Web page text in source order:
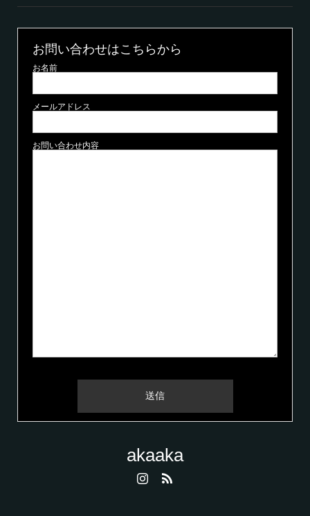
お問い合わせはこちらから
お名前
メールアドレス
お問い合わせ内容
akaaka